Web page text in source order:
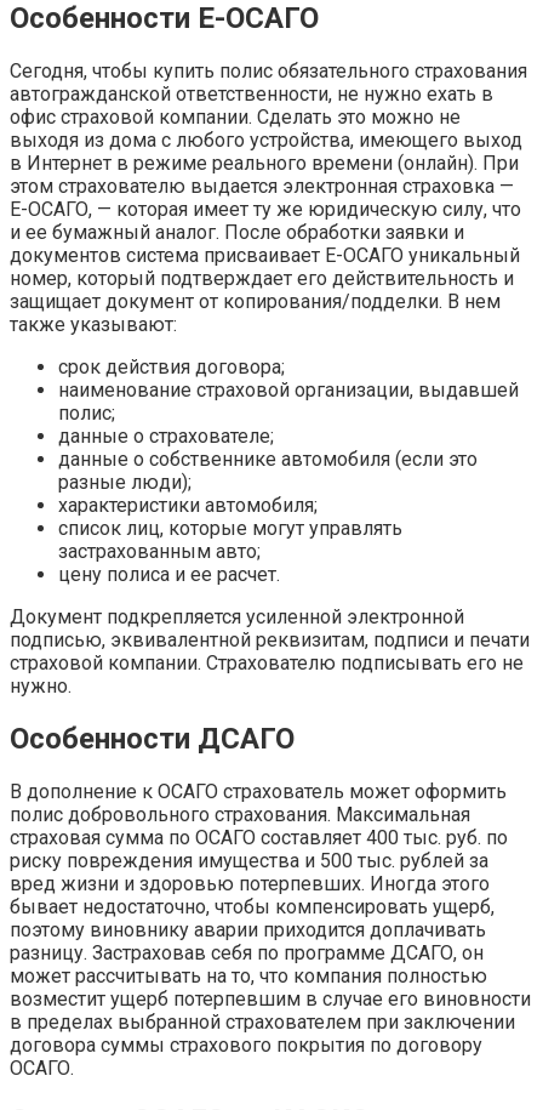
Особенности Е-ОСАГО
Сегодня, чтобы купить полис обязательного страхования
автогражданской ответственности, не нужно ехать в
офис страховой компании. Сделать это можно не
выходя из дома с любого устройства, имеющего выход
в Интернет в режиме реального времени (онлайн). При
этом страхователю выдается электронная страховка —
E-ОСАГО, — которая имеет ту же юридическую силу, что
и ее бумажный аналог. После обработки заявки и
документов система присваивает Е-ОСАГО уникальный
номер, который подтверждает его действительность и
защищает документ от копирования/подделки. В нем
также указывают:
срок действия договора;
наименование страховой организации, выдавшей
полис;
данные о страхователе;
данные о собственнике автомобиля (если это
разные люди);
характеристики автомобиля;
список лиц, которые могут управлять
застрахованным авто;
цену полиса и ее расчет.
Документ подкрепляется усиленной электронной
подписью, эквивалентной реквизитам, подписи и печати
страховой компании. Страхователю подписывать его не
нужно.
Особенности ДСАГО
В дополнение к ОСАГО страхователь может оформить
полис добровольного страхования. Максимальная
страховая сумма по ОСАГО составляет 400 тыс. руб. по
риску повреждения имущества и 500 тыс. рублей за
вред жизни и здоровью потерпевших. Иногда этого
бывает недостаточно, чтобы компенсировать ущерб,
поэтому виновнику аварии приходится доплачивать
разницу. Застраховав себя по программе ДСАГО, он
может рассчитывать на то, что компания полностью
возместит ущерб потерпевшим в случае его виновности
в пределах выбранной страхователем при заключении
договора суммы страхового покрытия по договору
ОСАГО.